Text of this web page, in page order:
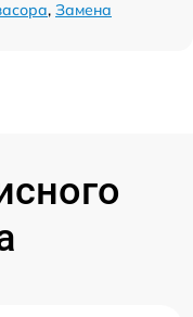
, Замена